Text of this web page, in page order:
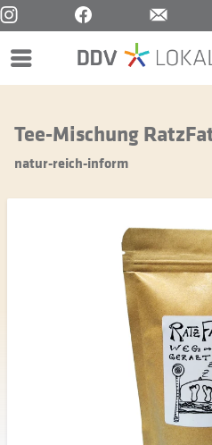
Menü
Tee-Mischung
natur-reich-inform